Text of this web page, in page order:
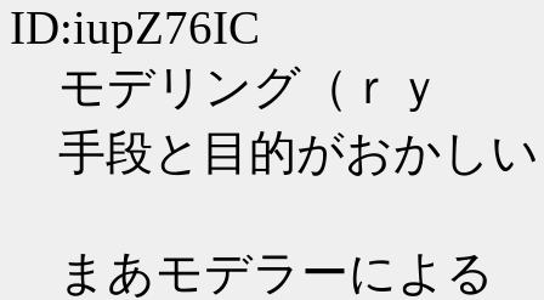
ID:iupZ76IC
モデリング（ｒｙ
手段と目的がおかし
まあモデラーによる